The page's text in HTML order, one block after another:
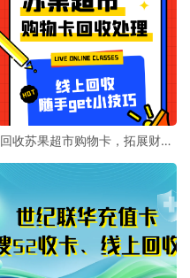
回收苏果超市购物卡，拓展财富